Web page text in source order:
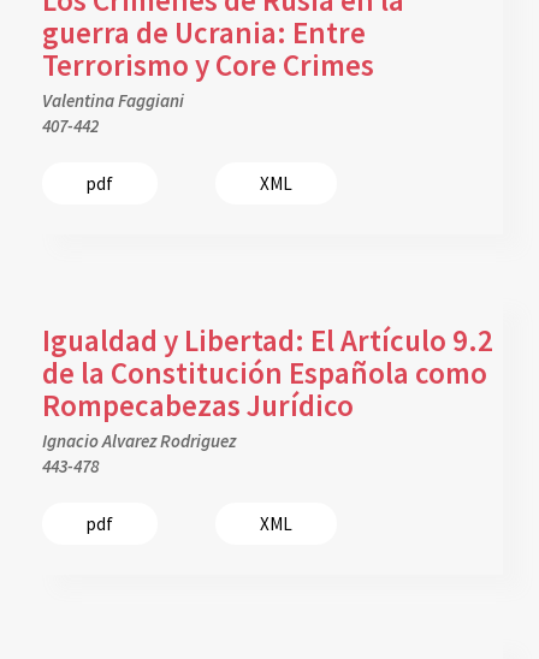
guerra de Ucrania: Entre
Terrorismo y Core Crimes
Valentina Faggiani
407-442
pdf XML
Igualdad y Libertad: El Artículo 9.2
de la Constitución Española como
Rompecabezas Jurídico
Ignacio Alvarez Rodriguez
443-478
pdf XML